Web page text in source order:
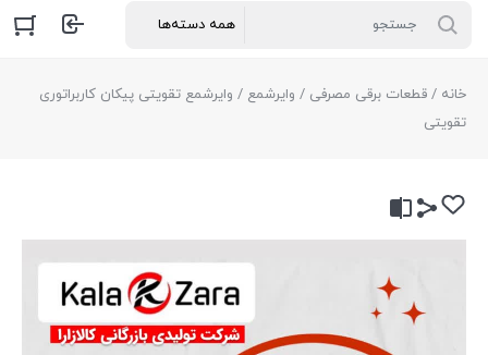
خانه / قطعات برقی مصرفی / وایرشمع / وایرشمع تقویتی پیکان کاربراتوری
تقویتی